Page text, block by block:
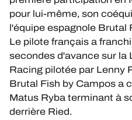
BILLETTERIE
24H LEMANS
FIAWEC
pour lui-même, son
l'équipe espagnole Brutal
Le pilote français a
secondes d'avance sur la
Racing pilotée par Lenny
Brutal Fish by Campos a
Matus Ryba terminant à
derrière Ried.